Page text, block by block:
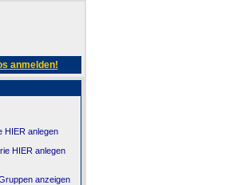
anmelden!
HIER anlegen
HIER anlegen
anzeigen